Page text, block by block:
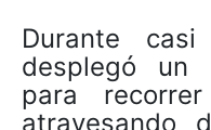
Durante
desplegó un
para
atravesando